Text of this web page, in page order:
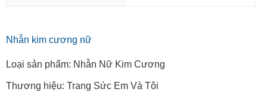
Nhẫn kim cương nữ
Loại sản phẩm: Nhẫn Nữ Kim Cương
Thương hiệu: Trang Sức Em Và Tôi